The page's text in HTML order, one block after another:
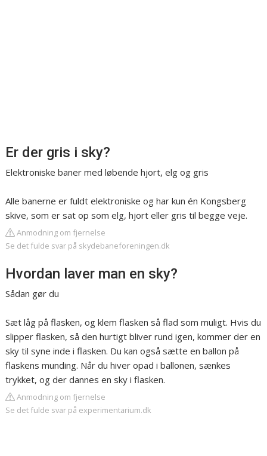
Er der gris i sky?
Elektroniske baner med løbende hjort, elg og gris
Alle banerne er fuldt elektroniske og har kun én Kongsberg
skive, som er sat op som elg, hjort eller gris til begge veje.
Anmodning om fjernelse
Se det fulde svar på skydebaneforeningen.dk
Hvordan laver man en sky?
Sådan gør du
Sæt låg på flasken, og klem flasken så flad som muligt. Hvis du
slipper flasken, så den hurtigt bliver rund igen, kommer der en
sky til syne inde i flasken. Du kan også sætte en ballon på
flaskens munding. Når du hiver opad i ballonen, sænkes
trykket, og der dannes en sky i flasken.
Anmodning om fjernelse
Se det fulde svar på experimentarium.dk